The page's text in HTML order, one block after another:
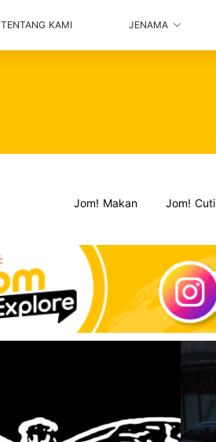
TENTANG KAMI JENAMA
Jom! Makan Jom! Cuti